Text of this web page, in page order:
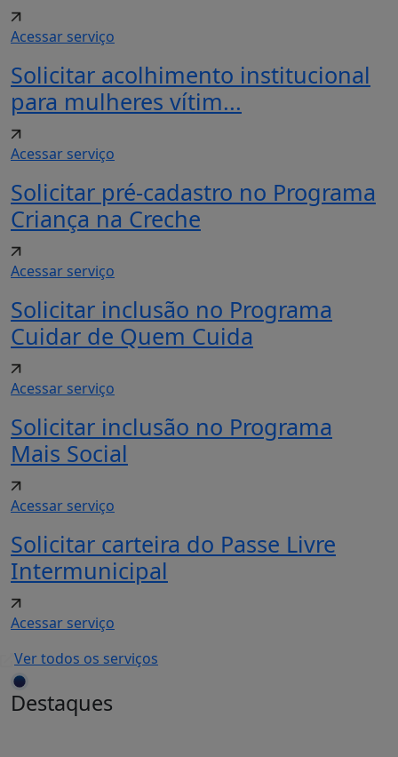
Acessar serviço
Solicitar acolhimento institucional
para mulheres vítim...
Acessar serviço
Solicitar pré-cadastro no Programa
Criança na Creche
Acessar serviço
Solicitar inclusão no Programa
Cuidar de Quem Cuida
Acessar serviço
Solicitar inclusão no Programa
Mais Social
Acessar serviço
Solicitar carteira do Passe Livre
Intermunicipal
Acessar serviço
Ver todos os serviços
Destaques